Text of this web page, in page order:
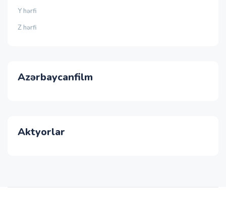
Y hərfi
Z hərfi
Azərbaycanfilm
Aktyorlar